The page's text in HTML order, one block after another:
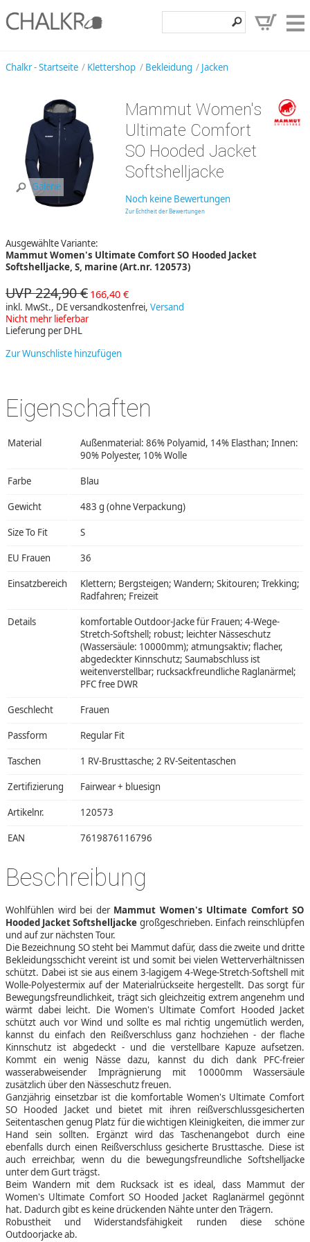
Entdecken
Angebote
Kundenbereich
Chalkr - Startseite Klettershop Bekleidung Jacken
Galerie
Mammut Women's
Ultimate Comfort
SO Hooded Jacket
Softshelljacke
Noch keine Bewertungen
Zur Echtheit der Bewertungen
Ausgewählte Variante:
Mammut Women's Ultimate Comfort SO Hooded Jacket
Softshelljacke, S, marine (Art.nr. 120573)
UVP 224,90 € 166,40 €
inkl. MwSt., DE versandkostenfrei, Versand
Nicht mehr lieferbar
Lieferung per DHL
Zur Wunschliste hinzufügen
Eigenschaften
Material
Außenmaterial: 86% Polyamid, 14% Elasthan; Innen:
90% Polyester, 10% Wolle
Farbe Blau
Gewicht 483 g (ohne Verpackung)
Size To Fit S
EU Frauen 36
Einsatzbereich
Klettern; Bergsteigen; Wandern; Skitouren; Trekking;
Radfahren; Freizeit
Details
komfortable Outdoor-Jacke für Frauen; 4-Wege-
Stretch-Softshell; robust; leichter Nässeschutz
(Wassersäule: 10000mm); atmungsaktiv; flacher,
abgedeckter Kinnschutz; Saumabschluss ist
weitenverstellbar; rucksackfreundliche Raglanärmel;
PFC free DWR
Geschlecht Frauen
Passform Regular Fit
Taschen 1 RV-Brusttasche; 2 RV-Seitentaschen
Zertifizierung Fairwear + bluesign
Artikelnr. 120573
EAN 7619876116796
Beschreibung
Wohlfühlen wird bei der Mammut Women's Ultimate Comfort SO
Hooded Jacket Softshelljacke großgeschrieben. Einfach reinschlüpfen
und auf zur nächsten Tour.
Die Bezeichnung SO steht bei Mammut dafür, dass die zweite und dritte
Bekleidungsschicht vereint ist und somit bei vielen Wetterverhältnissen
schützt. Dabei ist sie aus einem 3-lagigem 4-Wege-Stretch-Softshell mit
Wolle-Polyestermix auf der Materialrückseite hergestellt. Das sorgt für
Bewegungsfreundlichkeit, trägt sich gleichzeitig extrem angenehm und
wärmt dabei leicht. Die Women's Ultimate Comfort Hooded Jacket
schützt auch vor Wind und sollte es mal richtig ungemütlich werden,
kannst du einfach den Reißverschluss ganz hochziehen - der flache
Kinnschutz ist abgedeckt - und die verstellbare Kapuze aufsetzen.
Kommt ein wenig Nässe dazu, kannst du dich dank PFC-freier
wasserabweisender Imprägnierung mit 10000mm Wassersäule
zusätzlich über den Nässeschutz freuen.
Ganzjährig einsetzbar ist die komfortable Women's Ultimate Comfort
SO Hooded Jacket und bietet mit ihren reißverschlussgesicherten
Seitentaschen genug Platz für die wichtigen Kleinigkeiten, die immer zur
Hand sein sollten. Ergänzt wird das Taschenangebot durch eine
ebenfalls durch einen Reißverschluss gesicherte Brusttasche. Diese ist
auch erreichbar, wenn du die bewegungsfreundliche Softshelljacke
unter dem Gurt trägst.
Beim Wandern mit dem Rucksack ist es ideal, dass Mammut der
Women's Ultimate Comfort SO Hooded Jacket Raglanärmel gegönnt
hat. Dadurch gibt es keine drückenden Nähte unter den Trägern.
Robustheit und Widerstandsfähigkeit runden diese schöne
Outdoorjacke ab.